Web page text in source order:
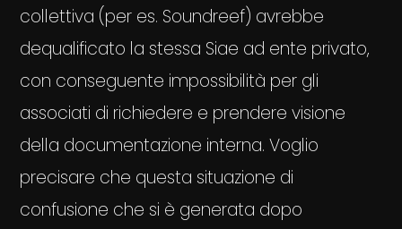
collettiva (per es. Soundreef) avrebbe
dequalificato la stessa Siae ad ente privato,
con conseguente impossibilità per gli
associati di richiedere e prendere visione
della documentazione interna. Voglio
precisare che questa situazione di
confusione che si è generata dopo